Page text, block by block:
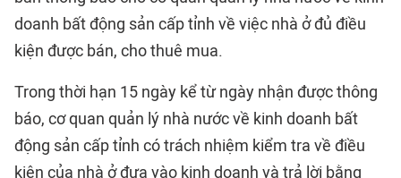
doanh bất động sản cấp tỉnh về việc nhà ở đủ điều
kiện được bán, cho thuê mua.
Trong thời hạn 15 ngày kể từ ngày nhận được thông
báo, cơ quan quản lý nhà nước về kinh doanh bất
động sản cấp tỉnh có trách nhiệm kiểm tra về điều
kiện của nhà ở đưa vào kinh doanh và trả lời bằng